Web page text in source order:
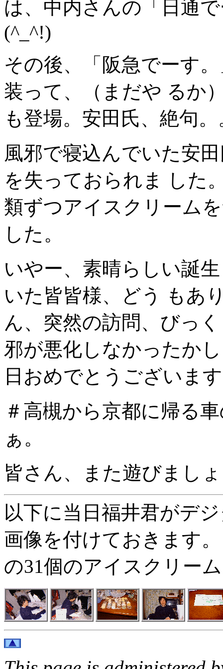
は、中内さんの「日通
(^_^!)
その後、「阪急でーす
装って、（まだや るか
も登場。安田氏、絶句
風邪で寝込んでいた安
を失っておられま した
類ずつアイスクリーム
した。
いやー、素晴らしい誕
いた皆皆様、どう もあ
ん、突然の訪問、びっ
邪が悪化しなかったか
日おめでとうございま
＃高槻から京都に帰る
ぁ。
皆さん、また遊びまし
以下に当日福井君がデ
画像を付けておきます
の31個のアイスクリー